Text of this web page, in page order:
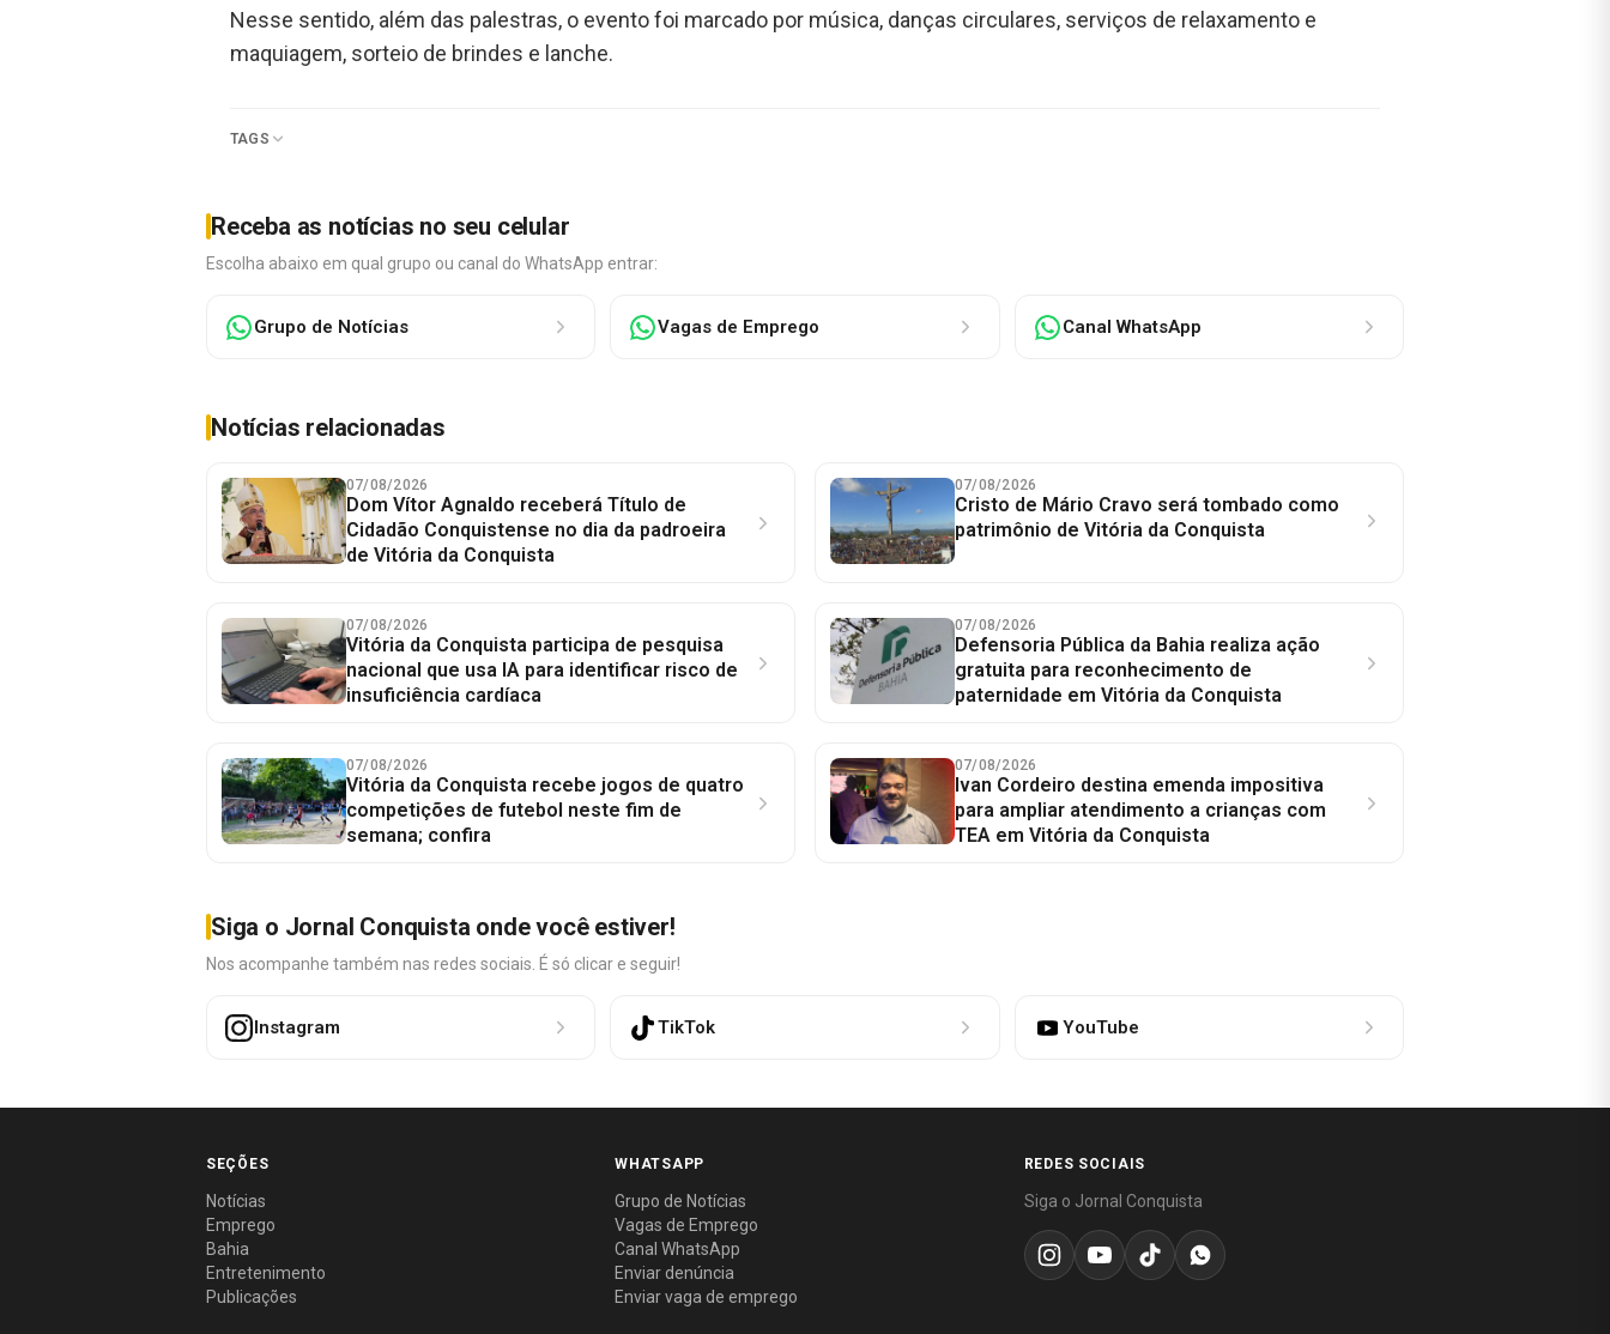
Nesse sentido, além das palestras, o evento foi marcado por música, danças circulares, serviços de relaxamento e
maquiagem, sorteio de brindes e lanche.
TAGS
Receba as notícias no seu celular
Escolha abaixo em qual grupo ou canal do WhatsApp entrar:
Grupo de Notícias Vagas de Emprego Canal WhatsApp
Notícias relacionadas
07/08/2026
Dom Vítor Agnaldo receberá Título de
Cidadão Conquistense no dia da padroeira
de Vitória da Conquista
07/08/2026
Cristo de Mário Cravo será tombado como
patrimônio de Vitória da Conquista
07/08/2026
Vitória da Conquista participa de pesquisa
nacional que usa IA para identificar risco de
insuficiência cardíaca
07/08/2026
Defensoria Pública da Bahia realiza ação
gratuita para reconhecimento de
paternidade em Vitória da Conquista
07/08/2026
Vitória da Conquista recebe jogos de quatro
competições de futebol neste fim de
semana; confira
07/08/2026
Ivan Cordeiro destina emenda impositiva
para ampliar atendimento a crianças com
TEA em Vitória da Conquista
Siga o Jornal Conquista onde você estiver!
Nos acompanhe também nas redes sociais. É só clicar e seguir!
Instagram TikTok YouTube
SEÇÕES
Notícias
Emprego
Bahia
Entretenimento
Publicações
WHATSAPP
Grupo de Notícias
Vagas de Emprego
Canal WhatsApp
Enviar denúncia
Enviar vaga de emprego
REDES SOCIAIS
Siga o Jornal Conquista